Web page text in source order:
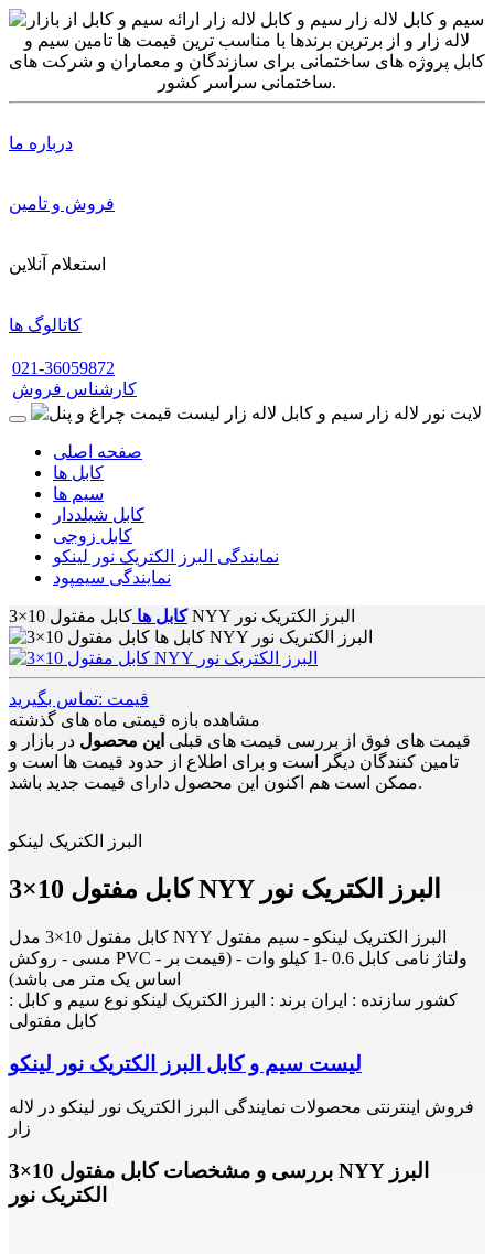
درباره ما
فروش و تامین
استعلام آنلاین
کاتالوگ ها
021-36059872
کارشناس فروش
صفحه اصلی
کابل ها
سیم ها
کابل شیلددار
کابل زوجی
نمایندگی البرز الکتریک نور لینکو
نمایندگی سیمپود
کابل ها کابل مفتول 10×3 NYY البرز الکتریک نور
قیمت :تماس بگیرید
مشاهده بازه قیمتی ماه های گذشته
قیمت های فوق از بررسی قیمت های قبلی این محصول در بازار و
تامین کنندگان دیگر است و برای اطلاع از حدود قیمت ها است و
ممکن است هم اکنون این محصول دارای قیمت جدید باشد.
البرز الکتریک لینکو
کابل مفتول 10×3 NYY البرز الکتریک نور
کابل مفتول 10×3 مدل NYY البرز الکتریک لینکو - سیم مفتول
مسی - روکش PVC - ولتاژ نامی کابل 0.6 -1 کیلو وات - (قیمت بر
اساس یک متر می باشد)
کشور سازنده : ایران برند : البرز الکتریک لینکو نوع سیم و کابل :
کابل مفتولی
لیست سیم و کابل البرز الکتریک نور لینکو
فروش اینترنتی محصولات نمایندگی البرز الکتریک نور لینکو در لاله
زار
بررسی و مشخصات کابل مفتول 10×3 NYY البرز
الکتریک نور